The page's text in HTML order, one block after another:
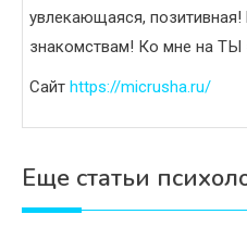
увлекающаяся,
знакомствам! Ко мне на ТЫ
Сайт https://micrusha.ru/
Еще статьи